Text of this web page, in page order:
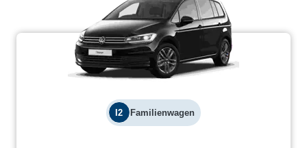
I2 Familienwagen